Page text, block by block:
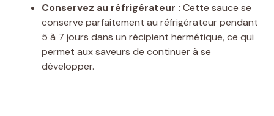
Conservez au réfrigérateur : Cette sauce se
conserve parfaitement au réfrigérateur pendant
5 à 7 jours dans un récipient hermétique, ce qui
permet aux saveurs de continuer à se
développer.